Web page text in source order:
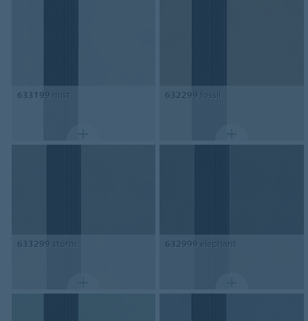
633199 mist 632299 fossil
633299 storm 632999 elephant